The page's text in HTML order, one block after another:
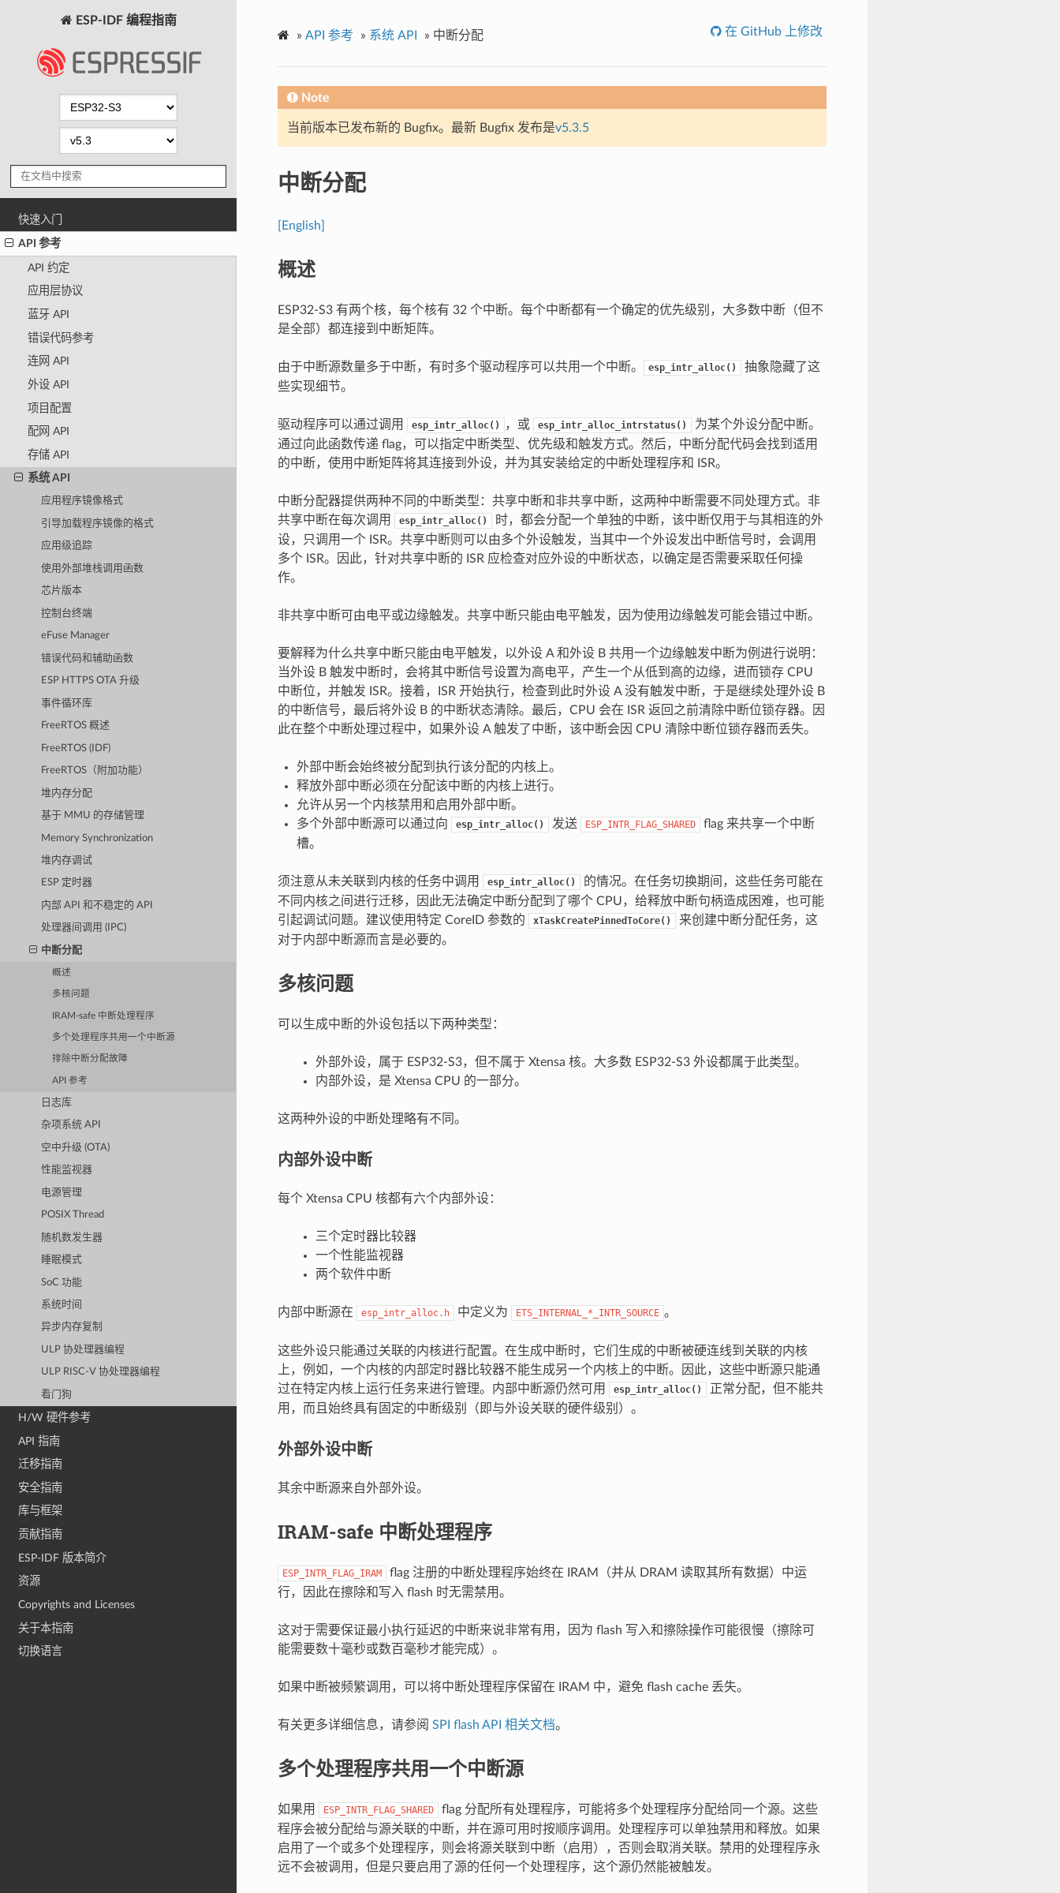
ESP-IDF 编程指南
快速入门
API 参考
API 约定
应用层协议
蓝牙 API
错误代码参考
连网 API
外设 API
项目配置
配网 API
存储 API
系统 API
应用程序镜像格式
引导加载程序镜像的格式
应用级追踪
使用外部堆栈调用函数
芯片版本
控制台终端
eFuse Manager
错误代码和辅助函数
ESP HTTPS OTA 升级
事件循环库
FreeRTOS 概述
FreeRTOS (IDF)
FreeRTOS（附加功能）
堆内存分配
基于 MMU 的存储管理
Memory Synchronization
堆内存调试
ESP 定时器
内部 API 和不稳定的 API
处理器间调用 (IPC)
中断分配
概述
多核问题
IRAM-safe 中断处理程序
多个处理程序共用一个中断源
排除中断分配故障
API 参考
日志库
杂项系统 API
空中升级 (OTA)
性能监视器
电源管理
POSIX Thread
随机数发生器
睡眠模式
SoC 功能
系统时间
异步内存复制
ULP 协处理器编程
ULP RISC-V 协处理器编程
看门狗
H/W 硬件参考
API 指南
迁移指南
安全指南
库与框架
贡献指南
ESP-IDF 版本简介
资源
Copyrights and Licenses
关于本指南
切换语言
» API 参考 » 系统 API » 中断分配 在 GitHub 上修改
Note
当前版本已发布新的 Bugfix。最新 Bugfix 发布是v5.3.5
中断分配
[English]
概述
ESP32-S3 有两个核，每个核有 32 个中断。每个中断都有一个确定的优先级别，大多数中断（但不
是全部）都连接到中断矩阵。
由于中断源数量多于中断，有时多个驱动程序可以共用一个中断。 esp_intr_alloc()
抽象隐藏了这
些实现细节。
驱动程序可以通过调用 esp_intr_alloc() ，或 esp_intr_alloc_intrstatus()
为某个外设分配中断。
通过向此函数传递 flag，可以指定中断类型、优先级和触发方式。然后，中断分配代码会找到适用
的中断，使用中断矩阵将其连接到外设，并为其安装给定的中断处理程序和 ISR。
中断分配器提供两种不同的中断类型：共享中断和非共享中断，这两种中断需要不同处理方式。非
共享中断在每次调用
esp_intr_alloc()
时，都会分配一个单独的中断，该中断仅用于与其相连的外
设，只调用一个 ISR。共享中断则可以由多个外设触发，当其中一个外设发出中断信号时，会调用
多个 ISR。因此，针对共享中断的 ISR 应检查对应外设的中断状态，以确定是否需要采取任何操
作。
非共享中断可由电平或边缘触发。共享中断只能由电平触发，因为使用边缘触发可能会错过中断。
要解释为什么共享中断只能由电平触发，以外设 A 和外设 B 共用一个边缘触发中断为例进行说明：
当外设 B 触发中断时，会将其中断信号设置为高电平，产生一个从低到高的边缘，进而锁存 CPU
中断位，并触发 ISR。接着，ISR 开始执行，检查到此时外设 A 没有触发中断，于是继续处理外设 B
的中断信号，最后将外设 B 的中断状态清除。最后，CPU 会在 ISR 返回之前清除中断位锁存器。因
此在整个中断处理过程中，如果外设 A 触发了中断，该中断会因 CPU 清除中断位锁存器而丢失。
外部中断会始终被分配到执行该分配的内核上。
释放外部中断必须在分配该中断的内核上进行。
允许从另一个内核禁用和启用外部中断。
多个外部中断源可以通过向
esp_intr_alloc() 发送 ESP_INTR_FLAG_SHARED
flag 来共享一个中断
槽。
须注意从未关联到内核的任务中调用 esp_intr_alloc()
的情况。在任务切换期间，这些任务可能在
不同内核之间进行迁移，因此无法确定中断分配到了哪个 CPU，给释放中断句柄造成困难，也可能
引起调试问题。建议使用特定 CoreID 参数的
xTaskCreatePinnedToCore()
来创建中断分配任务，这
对于内部中断源而言是必要的。
多核问题
可以生成中断的外设包括以下两种类型：
外部外设，属于 ESP32-S3，但不属于 Xtensa 核。大多数 ESP32-S3 外设都属于此类型。
内部外设，是 Xtensa CPU 的一部分。
这两种外设的中断处理略有不同。
内部外设中断
每个 Xtensa CPU 核都有六个内部外设：
三个定时器比较器
一个性能监视器
两个软件中断
内部中断源在 esp_intr_alloc.h 中定义为 ETS_INTERNAL_*_INTR_SOURCE 。
这些外设只能通过关联的内核进行配置。在生成中断时，它们生成的中断被硬连线到关联的内核
上，例如，一个内核的内部定时器比较器不能生成另一个内核上的中断。因此，这些中断源只能通
过在特定内核上运行任务来进行管理。内部中断源仍然可用
esp_intr_alloc()
正常分配，但不能共
用，而且始终具有固定的中断级别（即与外设关联的硬件级别）。
外部外设中断
其余中断源来自外部外设。
IRAM-safe 中断处理程序
ESP_INTR_FLAG_IRAM
flag 注册的中断处理程序始终在 IRAM（并从 DRAM 读取其所有数据）中运
行，因此在擦除和写入 flash 时无需禁用。
这对于需要保证最小执行延迟的中断来说非常有用，因为 flash 写入和擦除操作可能很慢（擦除可
能需要数十毫秒或数百毫秒才能完成）。
如果中断被频繁调用，可以将中断处理程序保留在 IRAM 中，避免 flash cache 丢失。
有关更多详细信息，请参阅 SPI flash API 相关文档。
多个处理程序共用一个中断源
如果用 ESP_INTR_FLAG_SHARED
flag 分配所有处理程序，可能将多个处理程序分配给同一个源。这些
程序会被分配给与源关联的中断，并在源可用时按顺序调用。处理程序可以单独禁用和释放。如果
启用了一个或多个处理程序，则会将源关联到中断（启用），否则会取消关联。禁用的处理程序永
远不会被调用，但是只要启用了源的任何一个处理程序，这个源仍然能被触发。